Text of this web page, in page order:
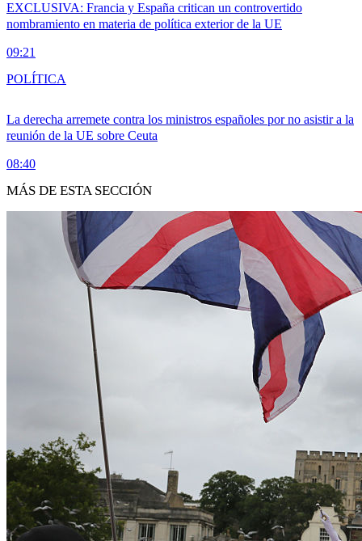
EXCLUSIVA: Francia y España critican un controvertido
nombramiento en materia de política exterior de la UE
09:21
La derecha arremete contra los ministros españoles por no asistir a la
reunión de la UE sobre Ceuta
08:40
POLÍTICA
MÁS DE ESTA SECCIÓN